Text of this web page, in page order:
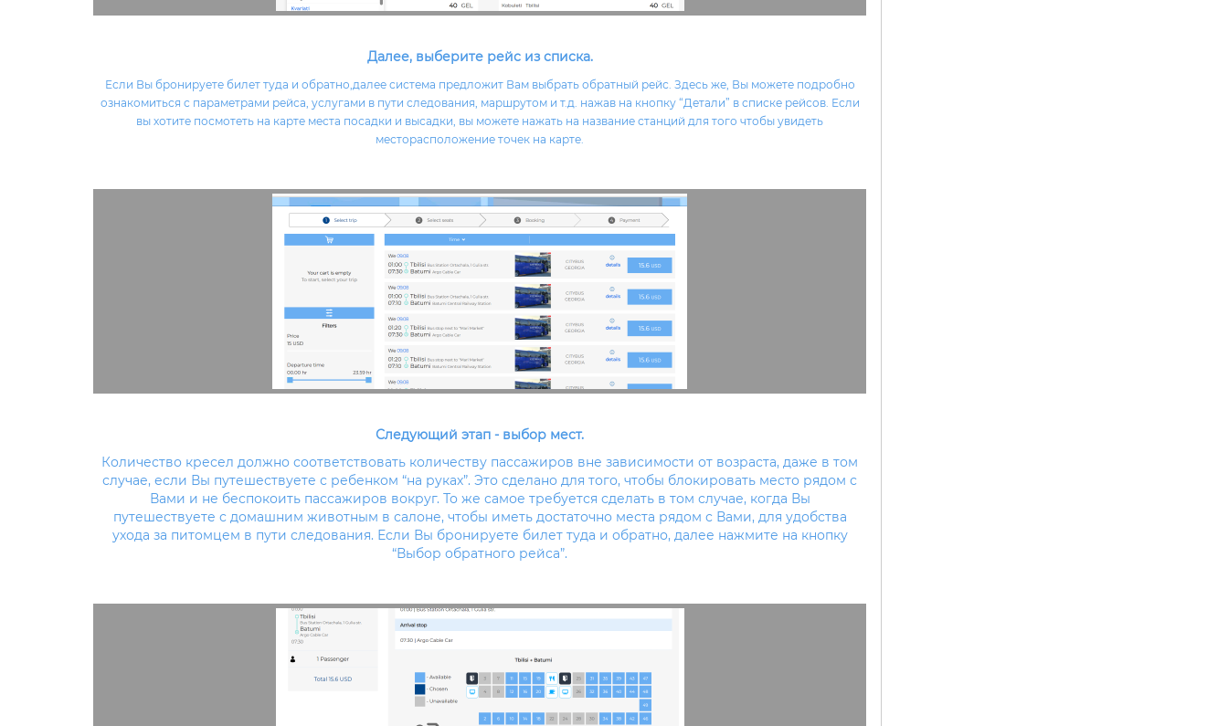
Далее, выберите рейс из списка.
Если Вы бронируете билет туда и обратно,далее система предложит Вам выбрать обратный рейс. Здесь же, Вы можете подробно
ознакомиться с параметрами рейса, услугами в пути следования, маршрутом и т.д. нажав на кнопку “Детали” в списке рейсов. Если
вы хотите посмотеть на карте места посадки и высадки, вы можете нажать на название станций для того чтобы увидеть
месторасположение точек на карте.
Следующий этап - выбор мест.
Количество кресел должно соответствовать количеству пассажиров вне зависимости от возраста, даже в том
случае, если Вы путешествуете с ребенком “на руках”. Это сделано для того, чтобы блокировать место рядом с
Вами и не беспокоить пассажиров вокруг. То же самое требуется сделать в том случае, когда Вы
путешествуете с домашним животным в салоне, чтобы иметь достаточно места рядом с Вами, для удобства
ухода за питомцем в пути следования. Если Вы бронируете билет туда и обратно, далее нажмите на кнопку
“Выбор обратного рейса”.